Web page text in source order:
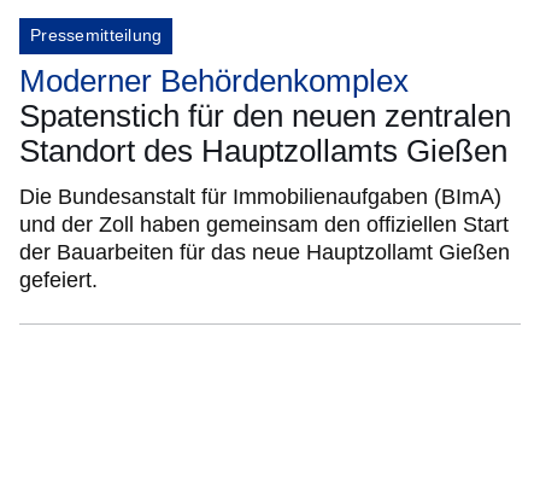
Pressemitteilung
Moderner Behördenkomplex
Spatenstich für den neuen zentralen
Standort des Hauptzollamts Gießen
Die Bundesanstalt für Immobilienaufgaben (BImA)
und der Zoll haben gemeinsam den offiziellen Start
der Bauarbeiten für das neue Hauptzollamt Gießen
gefeiert.